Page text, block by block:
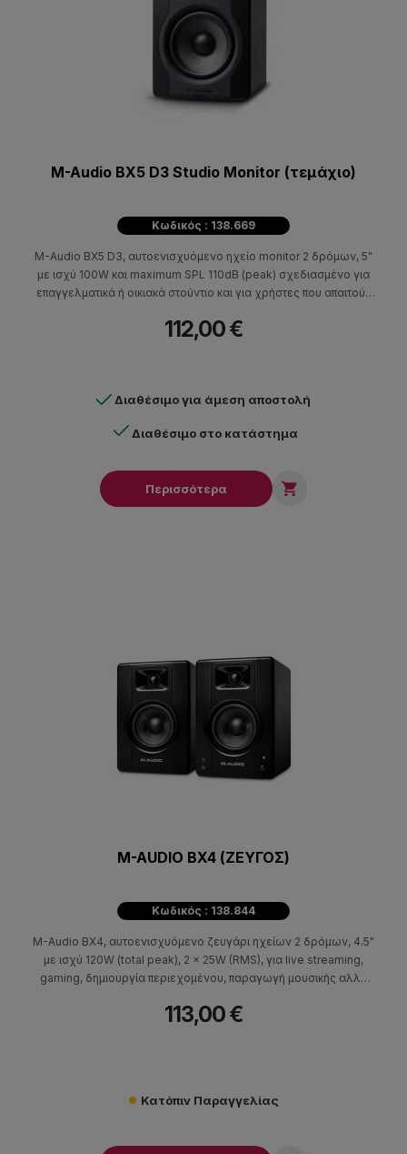
M-Audio BX5 D3 Studio Monitor (τεμάχιο)
Κωδικός : 138.669
M-Audio BX5 D3, αυτοενισχυόμενο ηχείo monitor 2 δρόμων, 5"
με ισχύ 100W και maximum SPL 110dB (peak) σχεδιασμένο για
επαγγελματικά ή οικιακά στούντιο και για χρήστες που απαιτούν
112,00 €
Διαθέσιμο για άμεση αποστολή
Διαθέσιμο στο κατάστημα
Περισσότερα 
M-AUDIO BX4 (ΖΕΥΓΟΣ)
Κωδικός : 138.844
M-Audio BX4, αυτοενισχυόμενο ζευγάρι ηχείων 2 δρόμων, 4.5"
με ισχύ 120W (total peak), 2 x 25W (RMS), για live streaming,
gaming, δημιουργία περιεχομένου, παραγωγή μουσικής αλλά
113,00 €
Κατόπιν Παραγγελίας